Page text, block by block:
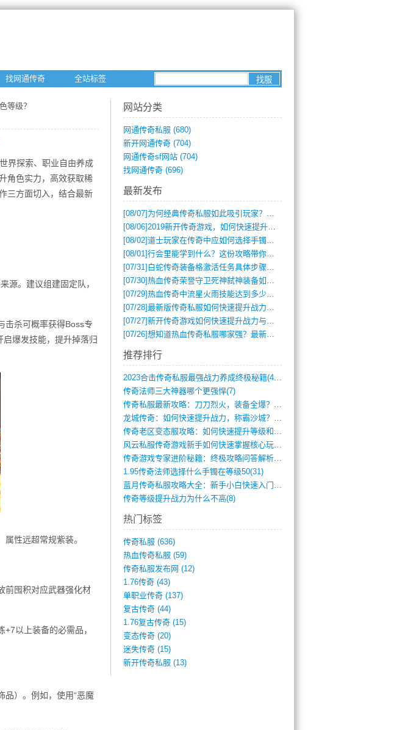
找网通传奇 全站标签
等级？
界探索、职业自由养成
角色实力，高效获取稀
三方面切入，结合最新
源。建议组建固定队，
击杀可概率获得Boss专
启爆发技能，提升掉落归
性远超常规紫装。
前囤积对应武器强化材
以上装备的必需品，
品）。例如，使用“恶魔
网站分类
网通传奇私服 (680)
新开网通传奇 (704)
网通传奇sf网站 (704)
找网通传奇 (696)
最新发布
[08/07] 为何经典传奇私服如此吸引玩家？深度攻略解析
[08/06]2019新开传奇游戏，如何快速提升角色等级？
[08/02]道士玩家在传奇中应如何选择手镯装备？
[08/01]行会里能学到什么？这份攻略带你全掌握
[07/31] 白蛇传奇装备格激活任务具体步骤是什么？如何完成？
[07/30]热血传奇荣誉守卫死神弑神装备如何获取与佩戴攻略？
[07/29]热血传奇中流星火雨技能达到多少级可以开始练装备？
[07/28]最新版传奇私服如何快速提升战力与获取稀有装备？
[07/27]新开传奇游戏如何快速提升战力与获取稀有装备？
[07/26]想知道热血传奇私服哪家强？最新排行榜攻略全解析
推荐排行
2023合击传奇私服最强战力养成终极秘籍(428)
传奇法师三大神器哪个更强悍(7)
传奇私服最新攻略：刀刀烈火，装备全爆？攻(813)
龙城传奇：如何快速提升战力，称霸沙城？(802)
传奇老区变态服攻略：如何快速提升等级和战(379)
风云私服传奇游戏新手如何快速掌握核心玩法(616)
传奇游戏专家进阶秘籍：终极攻略问答解析(848)
1.95传奇法师选择什么手镯在等级50(31)
蓝月传奇私服攻略大全：新手小白快速入门指(386)
传奇等级提升战力为什么不高(8)
热门标签
传奇私服 (636)
热血传奇私服 (59)
传奇私服发布网 (12)
1.76传奇 (43)
单职业传奇 (137)
复古传奇 (44)
1.76复古传奇 (15)
变态传奇 (20)
迷失传奇 (15)
新开传奇私服 (13)